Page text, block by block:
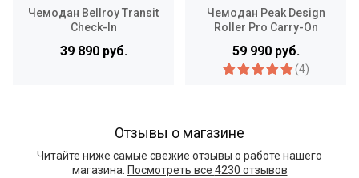
Чемодан Bellroy Transit
Check-In
39 890 руб.
Чемодан Peak Design
Roller Pro Carry-On
59 990 руб.
(4)
Отзывы о магазине
Читайте ниже самые свежие отзывы о работе нашего
магазина. Посмотреть все 4230 отзывов